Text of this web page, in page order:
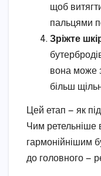
щоб
пальцями
Зріжте
вона може
більш
Цей етап — як
Чим ретельніше
гармонійнішим
до головного —